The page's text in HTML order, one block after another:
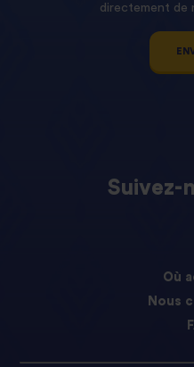
directement de
Suivez-
Où
Nous